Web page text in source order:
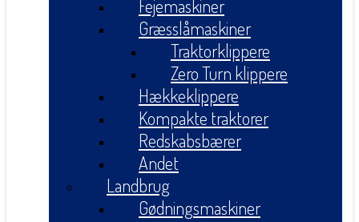
Fejemaskiner
Græsslåmaskiner
Traktorklippere
Zero Turn klippere
Hækkeklippere
Kompakte traktorer
Redskabsbærer
Andet
Landbrug
Gødningsmaskiner